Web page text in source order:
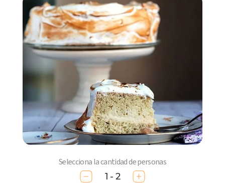
Selecciona la cantidad de personas
1 - 2